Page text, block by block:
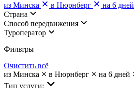
из Минска
в Нюрнберг на 6 дней
Страна
Cпособ передвижения
Туроператор
Фильтры
Очистить всё
из Минска
в Нюрнберг на 6 дней
Тип услуги: